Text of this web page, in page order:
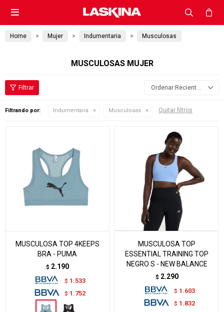

Home Mujer Indumentaria Musculosas
MUSCULOSAS MUJER
Recientes
Filtrando por: Indumentaria Musculosas Quitar filtros
MUSCULOSA TOP 4KEEPS
BRA - PUMA
$ 2.190
$ 1.533
$ 1.752
MUSCULOSA TOP
ESSENTIAL TRAINING TOP
NEGRO S - NEW BALANCE
$ 2.290
$ 1.603
$ 1.832